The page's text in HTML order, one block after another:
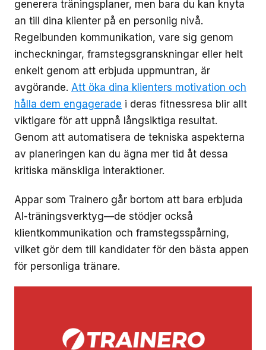
generera träningsplaner, men bara du kan knyta
an till dina klienter på en personlig nivå.
Regelbunden kommunikation, vare sig genom
incheckningar, framstegsgranskningar eller helt
enkelt genom att erbjuda uppmuntran, är
avgörande. Att öka dina klienters motivation och
hålla dem engagerade i deras fitnessresa blir allt
viktigare för att uppnå långsiktiga resultat.
Genom att automatisera de tekniska aspekterna
av planeringen kan du ägna mer tid åt dessa
kritiska mänskliga interaktioner.
Appar som Trainero går bortom att bara erbjuda
AI-träningsverktyg—de stödjer också
klientkommunikation och framstegsspårning,
vilket gör dem till kandidater för den bästa appen
för personliga tränare.